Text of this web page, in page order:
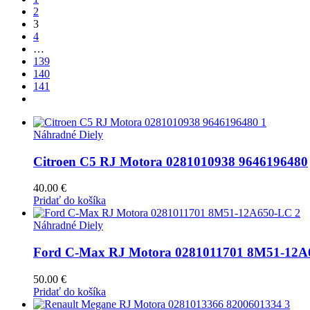
2
3
4
…
139
140
141
Náhradné Diely
Citroen C5 RJ Motora 0281010938 9646196480
40.00 €
Pridať do košíka
Náhradné Diely
Ford C-Max RJ Motora 0281011701 8M51-
50.00 €
Pridať do košíka